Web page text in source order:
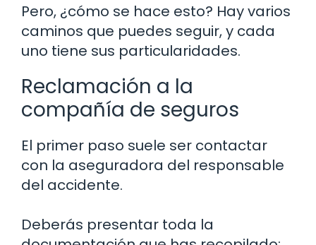
Pero, ¿cómo se hace esto? Hay varios
caminos que puedes seguir, y cada
uno tiene sus particularidades.
Reclamación a la
compañía de seguros
El primer paso suele ser contactar
con la aseguradora del responsable
del accidente.
Deberás presentar toda la